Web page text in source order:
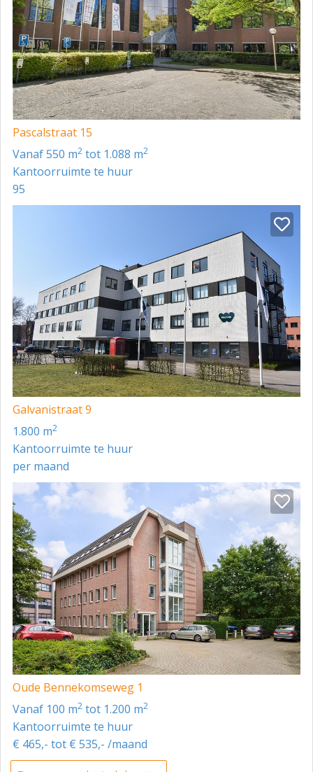
Pascalstraat 15
vanaf 550 m2 tot 1.088 m2
Kantoorruimte te huur
95
Galvanistraat 9
1.800 m2
Kantoorruimte te huur
per maand
Oude Bennekomseweg 1
vanaf 100 m2 tot 1.200 m2
Kantoorruimte te huur
€ 465,- tot € 535,- /maand